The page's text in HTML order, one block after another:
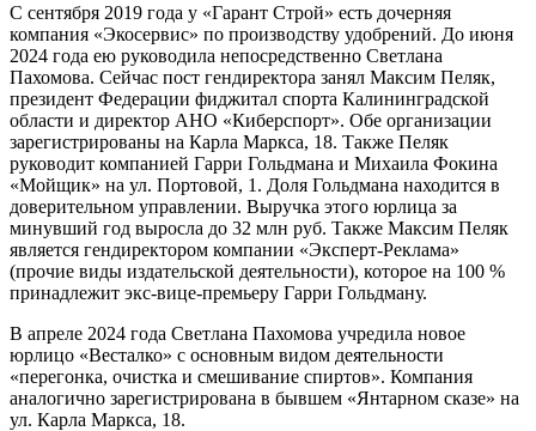
С сентября 2019 года у «Гарант Строй» есть дочерняя
компания «Экосервис» по производству удобрений. До июня
2024 года ею руководила непосредственно Светлана
Пахомова. Сейчас пост гендиректора занял Максим Пеляк,
президент Федерации фиджитал спорта Калининградской
области и директор АНО «Киберспорт». Обе организации
зарегистрированы на Карла Маркса, 18. Также Пеляк
руководит компанией Гарри Гольдмана и Михаила Фокина
«Мойщик» на ул. Портовой, 1. Доля Гольдмана находится в
доверительном управлении. Выручка этого юрлица за
минувший год выросла до 32 млн руб. Также Максим Пеляк
является гендиректором компании «Эксперт-Реклама»
(прочие виды издательской деятельности), которое на 100 %
принадлежит экс-вице-премьеру Гарри Гольдману.
В апреле 2024 года Светлана Пахомова учредила новое
юрлицо «Весталко» с основным видом деятельности
«перегонка, очистка и смешивание спиртов». Компания
аналогично зарегистрирована в бывшем «Янтарном сказе» на
ул. Карла Маркса, 18.